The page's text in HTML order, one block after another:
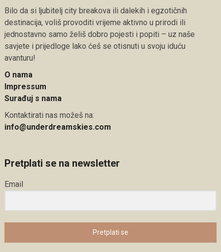
Bilo da si ljubitelj city breakova ili dalekih i egzotičnih
destinacija, voliš provoditi vrijeme aktivno u prirodi ili
jednostavno samo želiš dobro pojesti i popiti – uz naše
savjete i prijedloge lako ćeš se otisnuti u svoju iduću
avanturu!
O nama
Impressum
Surađuj s nama
Kontaktirati nas možeš na:
info@underdreamskies.com
Pretplati se na newsletter
Email
Pretplati se